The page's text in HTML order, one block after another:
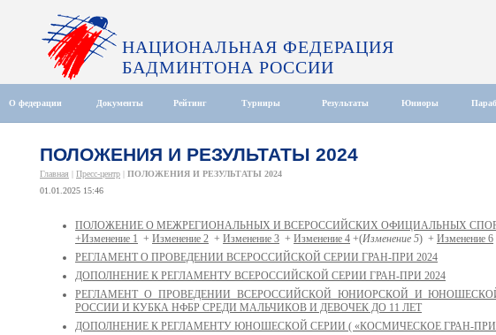
НАЦИОНАЛЬНАЯ ФЕДЕРАЦИЯ
БАДМИНТОНА РОССИИ
О федерации Документы Рейтинг Турниры Результаты Юниоры
ПОЛОЖЕНИЯ И РЕЗУЛЬТАТЫ 2024
Главная | Пресс-центр | ПОЛОЖЕНИЯ И РЕЗУЛЬТАТЫ 2024
01.01.2025 15:46
ПОЛОЖЕНИЕ О МЕЖРЕГИОНАЛЬНЫХ И ВСЕРОССИЙСКИХ ОФИЦИАЛЬНЫХ
+Изменение 1 + Изменение 2 + Изменение 3 + Изменение 4 +(Изменение 5) + Изменение 6
РЕГЛАМЕНТ О ПРОВЕДЕНИИ ВСЕРОССИЙСКОЙ СЕРИИ ГРАН-ПРИ 2024
ДОПОЛНЕНИЕ К РЕГЛАМЕНТУ ВСЕРОССИЙСКОЙ СЕРИИ ГРАН-ПРИ 2024
РЕГЛАМЕНТ О ПРОВЕДЕНИИ ВСЕРОССИЙСКОЙ ЮНИОРСКОЙ И
РОССИИ И КУБКА НФБР СРЕДИ МАЛЬЧИКОВ И ДЕВОЧЕК ДО 11 ЛЕТ
ДОПОЛНЕНИЕ К РЕГЛАМЕНТУ ЮНОШЕСКОЙ СЕРИИ ( «КОСМИЧЕСКОЕ ГРАН-